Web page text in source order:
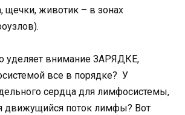
щечки, животик – в зонах
уделяет внимание ЗАРЯДКЕ,
все в порядке? У
сердца для лимфосистемы,
движущийся поток лимфы? Вот